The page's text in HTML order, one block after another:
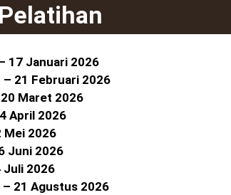
17 Januari 2026
– 21 Februari 2026
Maret 2026
April 2026
Mei 2026
Juni 2026
Juli 2026
21 Agustus 2026